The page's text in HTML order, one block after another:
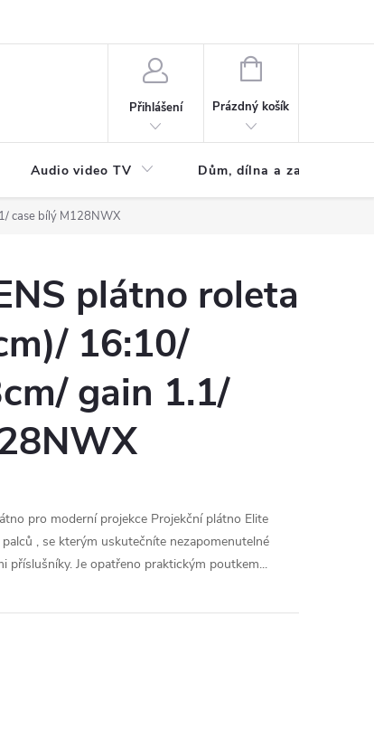
Přihlášení
NÁKUPNÍ
Prázdný košík
Audio video TV Dům, dílna a zahrada
case bílý M128NWX
plátno roleta
16:10/
gain 1.1/
pro moderní projekce Projekční plátno Elite
, se kterým uskutečníte nezapomenutelné
příslušníky. Je opatřeno praktickým poutkem...